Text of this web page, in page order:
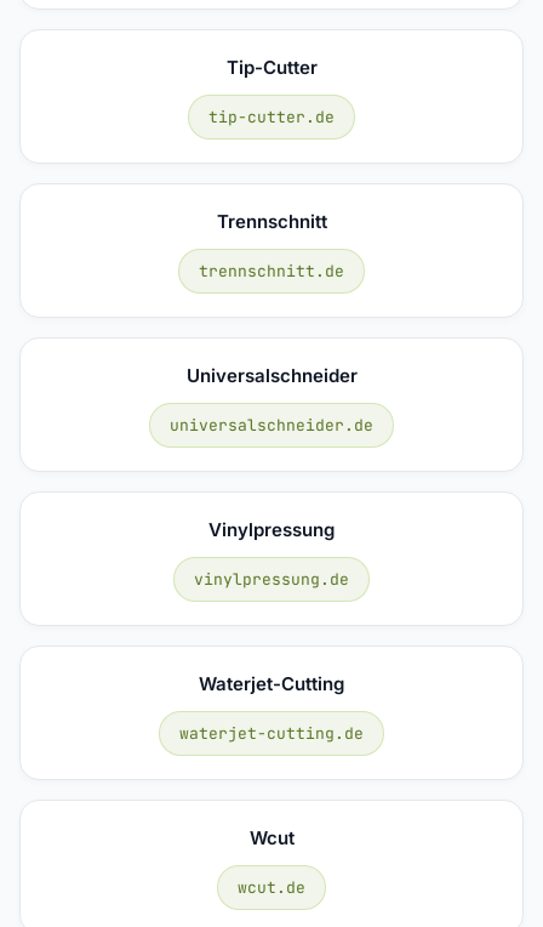
Tip-Cutter
tip-cutter.de
Trennschnitt
trennschnitt.de
Universalschneider
universalschneider.de
Vinylpressung
vinylpressung.de
Waterjet-Cutting
waterjet-cutting.de
Wcut
wcut.de